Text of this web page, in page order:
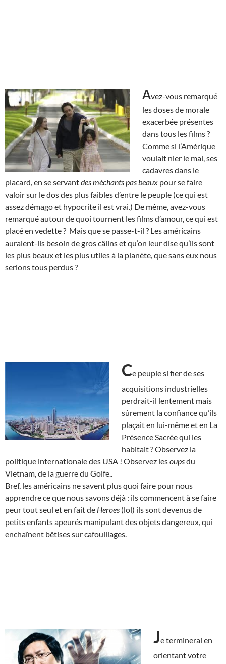
Avez-vous remarqué
les doses de morale
exacerbée présentes
dans tous les films ?
Comme si l’Amérique
voulait nier le mal, ses
cadavres dans le
placard, en se servantdes méchants pas beaux pour se faire
valoir sur le dos des plus faibles d’entre le peuple (ce qui est
assez démago et hypocrite il est vrai.) De même, avez-vous
remarqué autour de quoi tournent les films d’amour, ce qui est
placé en vedette ? Mais que se passe-t-il ? Les américains
auraient-ils besoin de gros câlins et qu’on leur dise qu’ils sont
les plus beaux et les plus utiles à la planète, que sans eux nous
serions tous perdus ?
Ce peuple si fier de ses
acquisitions industrielles
perdrait-il lentement mais
sûrement la confiance qu’ils
plaçait en lui-même et en La
Présence Sacrée qui les
habitait ? Observez la
politique internationale des USA ! Observez lesoupsdu
Vietnam, de la guerre du Golfe..
Bref, les américains ne savent plus quoi faire pour nous
apprendre ce que nous savons déjà : ils commencent à se faire
peur tout seul et en fait de Heroes (lol) ils sont devenus de
petits enfants apeurés manipulant des objets dangereux, qui
enchaînent bêtises sur cafouillages.
Je terminerai en
orientant votre